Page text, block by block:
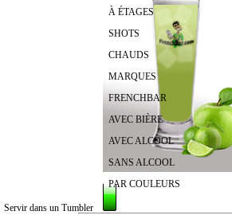
À ÉTAGES
SHOTS
CHAUDS
MARQUES
FRENCHBAR
AVEC BIÈRE
AVEC ALCOOL
SANS ALCOOL
PAR COULEURS
Servir dans un Tumbler